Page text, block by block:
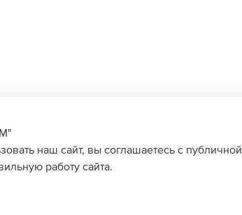
наш сайт, вы соглашаетесь с публичной
работу сайта.